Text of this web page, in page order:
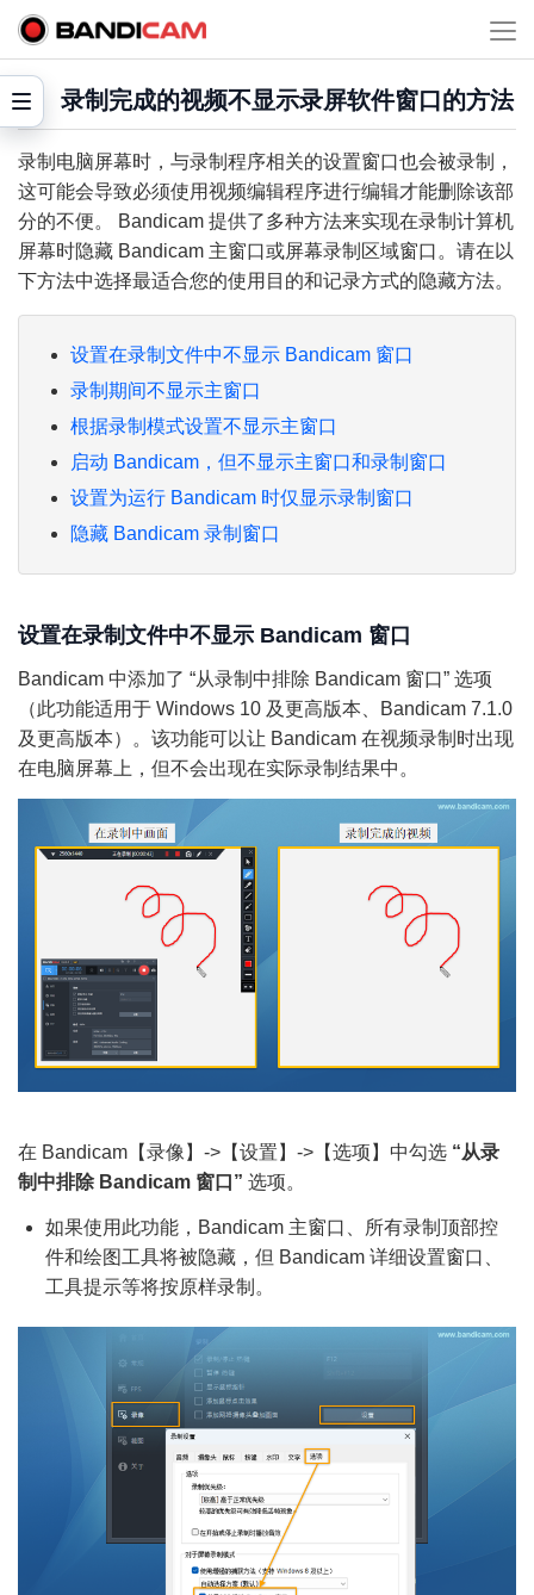
录制完成的视频不显示录屏软件窗口的方法
录制电脑屏幕时，与录制程序相关的设置窗口也会被录制，
这可能会导致必须使用视频编辑程序进行编辑才能删除该部
分的不便。 Bandicam 提供了多种方法来实现在录制计算机
屏幕时隐藏 Bandicam 主窗口或屏幕录制区域窗口。请在以
下方法中选择最适合您的使用目的和记录方式的隐藏方法。
设置在录制文件中不显示 Bandicam 窗口
录制期间不显示主窗口
根据录制模式设置不显示主窗口
启动 Bandicam，但不显示主窗口和录制窗口
设置为运行 Bandicam 时仅显示录制窗口
隐藏 Bandicam 录制窗口
设置在录制文件中不显示 Bandicam 窗口
Bandicam 中添加了 “从录制中排除 Bandicam 窗口” 选项
（此功能适用于 Windows 10 及更高版本、Bandicam 7.1.0
及更高版本）。该功能可以让 Bandicam 在视频录制时出现
在电脑屏幕上，但不会出现在实际录制结果中。
在 Bandicam【录像】->【设置】->【选项】中勾选 “从录
制中排除 Bandicam 窗口” 选项。
如果使用此功能，Bandicam 主窗口、所有录制顶部控
件和绘图工具将被隐藏，但 Bandicam 详细设置窗口、
工具提示等将按原样录制。